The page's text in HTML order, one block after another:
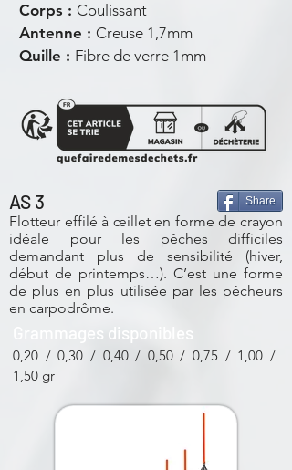
Corps : Coulissant
Antenne : Creuse 1,7mm
Quille : Fibre de verre 1mm
AS 3
Flotteur effilé à œillet en forme de crayon
idéale pour les pêches difficiles
demandant plus de sensibilité (hiver,
début de printemps…). C’est une forme
de plus en plus utilisée par les pêcheurs
en carpodrôme.
Share
Grammages disponibles
0,20 / 0,30 / 0,40 / 0,50 / 0,75 / 1,00 /
1,50 gr